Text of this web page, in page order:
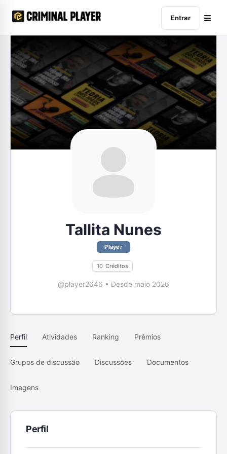
Entrar
Tallita Nunes
Player
10 Créditos
@player2646 • Desde maio 2026
Perfil Atividades Ranking Prêmios
Grupos de discussão Discussões Documentos
Imagens
Perfil